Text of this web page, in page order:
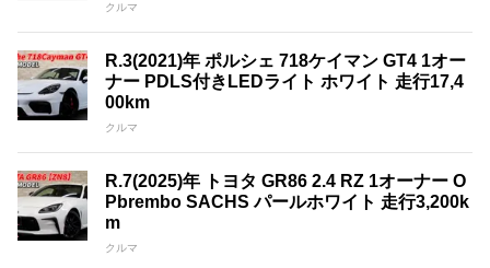
クルマ
R.3(2021)年 ポルシェ 718ケイマン GT4 1オー
ナー PDLS付きLEDライト ホワイト 走行17,4
00km
クルマ
R.7(2025)年 トヨタ GR86 2.4 RZ 1オーナー O
Pbrembo SACHS パールホワイト 走行3,200k
m
クルマ